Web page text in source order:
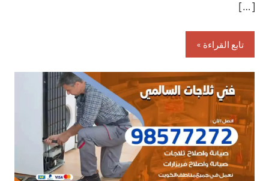
[…]
تابع القراءة